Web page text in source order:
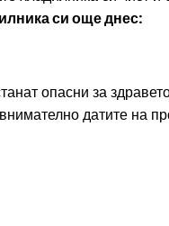
си още днес:
опасни за
датите на